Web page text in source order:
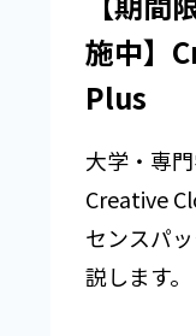
施中】
Plus
大学・専
Creative
センスパ
説します。